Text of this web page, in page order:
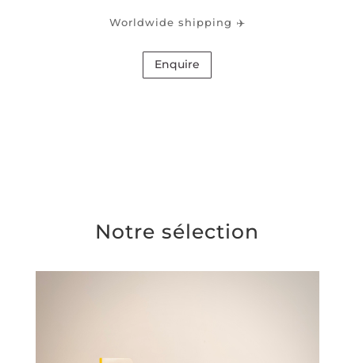
Worldwide shipping ✈️
Enquire
Notre sélection